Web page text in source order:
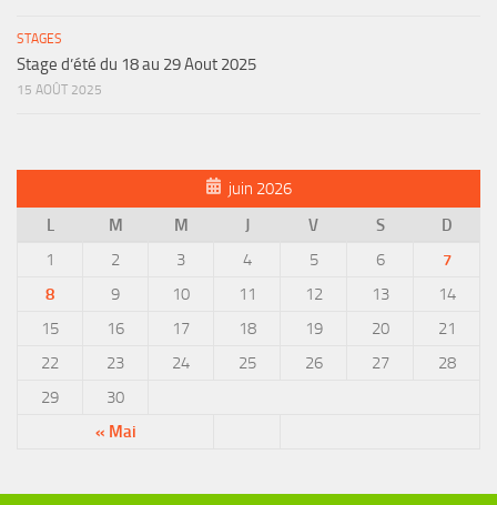
STAGES
Stage d’été du 18 au 29 Aout 2025
15 AOÛT 2025
juin 2026
L
M M J V S D
« Mai
1 2 3 4 5 6
7
8
9 10 11 12 13
14
15
16 17 18 19 20
21
22
23 24 25 26 27
28
29
30